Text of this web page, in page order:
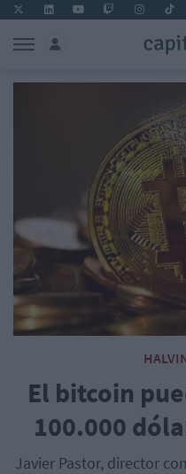
El bitcoin
100.000
Javier Pastor, director